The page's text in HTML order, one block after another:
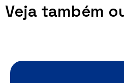
Veja também